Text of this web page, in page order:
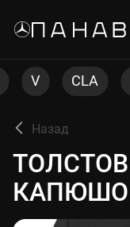
CLA E COUPE
Назад